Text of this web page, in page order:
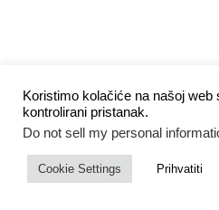
Koristimo kolačiće na našoj
kontrolirani pristanak.
Do not sell my personal
Cookie Settings Prihvatiti